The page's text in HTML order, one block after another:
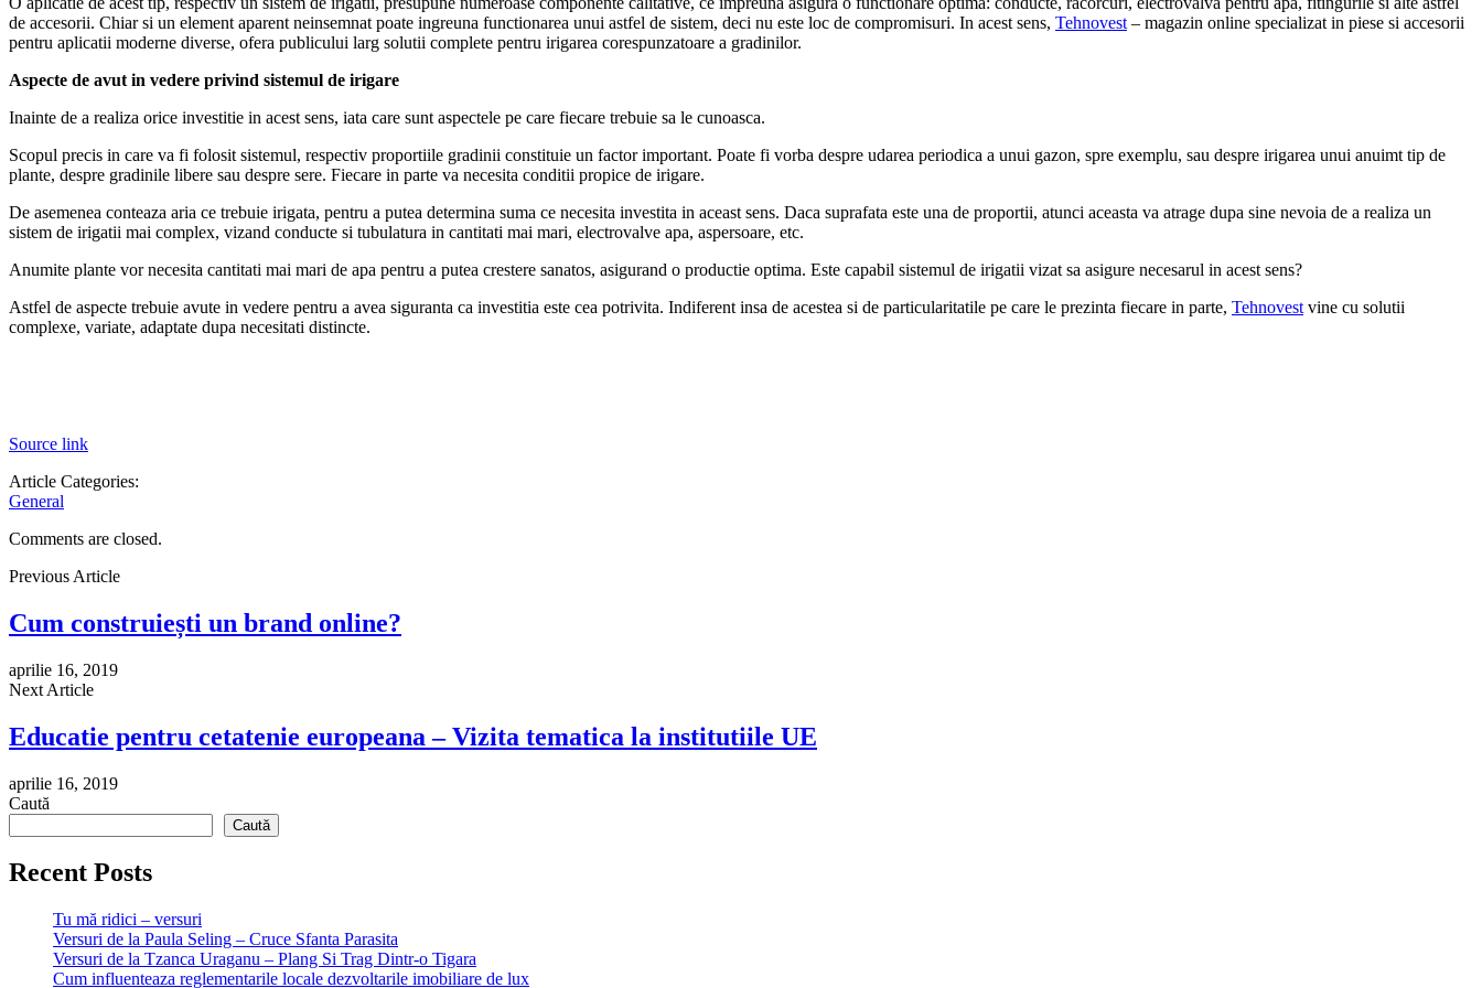
de accesorii. Chiar si un element aparent neinsemnat poate ingreuna functionarea unui astfel de sistem, deci nu este loc de compromisuri. In acest sens, Tehnovest – magazin online specializat in piese si accesorii
pentru aplicatii moderne diverse, ofera publicului larg solutii complete pentru irigarea corespunzatoare a gradinilor.
Aspecte de avut in vedere privind sistemul de irigare
Inainte de a realiza orice investitie in acest sens, iata care sunt aspectele pe care fiecare trebuie sa le cunoasca.
Scopul precis in care va fi folosit sistemul, respectiv proportiile gradinii constituie un factor important. Poate fi vorba despre udarea periodica a unui gazon, spre exemplu, sau despre irigarea unui anuimt tip de
plante, despre gradinile libere sau despre sere. Fiecare in parte va necesita conditii propice de irigare.
De asemenea conteaza aria ce trebuie irigata, pentru a putea determina suma ce necesita investita in aceast sens. Daca suprafata este una de proportii, atunci aceasta va atrage dupa sine nevoia de a realiza un
sistem de irigatii mai complex, vizand conducte si tubulatura in cantitati mai mari, electrovalve apa, aspersoare, etc.
Anumite plante vor necesita cantitati mai mari de apa pentru a putea crestere sanatos, asigurand o productie optima. Este capabil sistemul de irigatii vizat sa asigure necesarul in acest sens?
Astfel de aspecte trebuie avute in vedere pentru a avea siguranta ca investitia este cea potrivita. Indiferent insa de acestea si de particularitatile pe care le prezinta fiecare in parte, Tehnovest vine cu solutii
complexe, variate, adaptate dupa necesitati distincte.
Source link
Article Categories:
General
Comments are closed.
Previous Article
Cum construiești un brand online?
aprilie 16, 2019
Next Article
Educatie pentru cetatenie europeana – Vizita tematica la institutiile UE
aprilie 16, 2019
Caută
Caută
Recent Posts
Tu mă ridici – versuri
Versuri de la Paula Seling – Cruce Sfanta Parasita
Versuri de la Tzanca Uraganu – Plang Si Trag Dintr-o Tigara
Cum influenteaza reglementarile locale dezvoltarile imobiliare de lux